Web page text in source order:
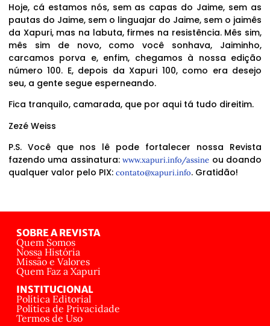
Hoje, cá estamos nós, sem as capas do Jaime, sem as
pautas do Jaime, sem o linguajar do Jaime, sem o jaimês
da Xapuri, mas na labuta, firmes na resistência. Mês sim,
mês sim de novo, como você sonhava, Jaiminho,
carcamos porva e, enfim, chegamos à nossa edição
número 100. E, depois da Xapuri 100, como era desejo
seu, a gente segue esperneando.
Fica tranquilo, camarada, que por aqui tá tudo direitim.
Zezé Weiss
P.S. Você que nos lê pode fortalecer nossa Revista
fazendo uma assinatura:www.xapuri.info/assine ou doando
qualquer valor pelo PIX: contato@xapuri.info. Gratidão!
SOBRE A REVISTA
Quem Somos
Nossa História
Missão e Valores
Quem Faz a Xapuri
INSTITUCIONAL
Política Editorial
Política de Privacidade
Termos de Uso